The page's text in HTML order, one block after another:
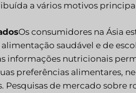
a vários motivos
Os consumidores na Ásia
saudável e de
informações nutricionais
preferências alimentares,
Pesquisas de mercado sobre